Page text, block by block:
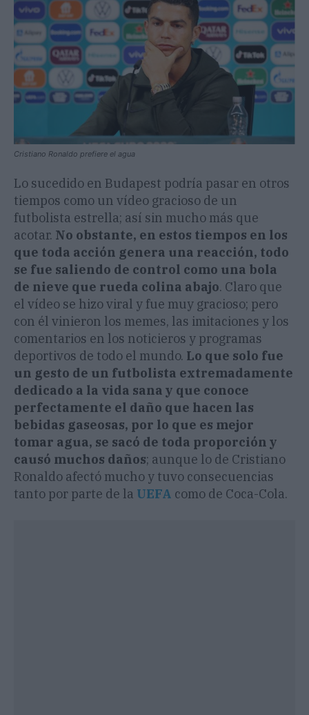
Cristiano Ronaldo prefiere el agua
Lo sucedido en Budapest podría pasar en otros
tiempos como un vídeo gracioso de un
futbolista estrella; así sin mucho más que
acotar. No obstante, en estos tiempos en los
que toda acción genera una reacción, todo
se fue saliendo de control como una bola
de nieve que rueda colina abajo. Claro que
el vídeo se hizo viral y fue muy gracioso; pero
con él vinieron los memes, las imitaciones y los
comentarios en los noticieros y programas
deportivos de todo el mundo. Lo que solo fue
un gesto de un futbolista extremadamente
dedicado a la vida sana y que conoce
perfectamente el daño que hacen las
bebidas gaseosas, por lo que es mejor
tomar agua, se sacó de toda proporción y
causó muchos daños; aunque lo de Cristiano
Ronaldo afectó mucho y tuvo consecuencias
tanto por parte de la UEFA como de Coca-Cola.